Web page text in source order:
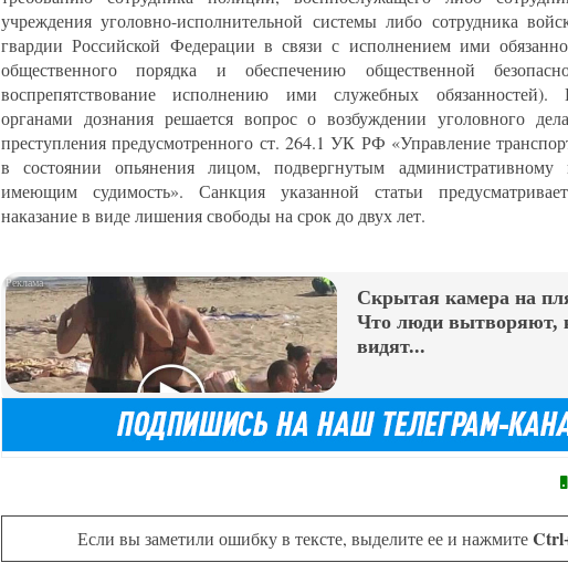
учреждения уголовно-исполнительной системы либо сотрудника
гвардии Российской Федерации в связи с исполнением ими
общественного порядка и обеспечению общественной
воспрепятствование исполнению ими служебных
органами дознания решается вопрос о возбуждении уголовного
преступления предусмотренного ст. 264.1 УК РФ «Управление
в состоянии опьянения лицом, подвергнутым административному
имеющим судимость». Санкция указанной статьи
наказание в виде лишения свободы на срок до двух лет.
Скрытая камера на
Что люди вытворяют,
видят...
Если вы заметили ошибку в тексте, выделите ее и нажмите